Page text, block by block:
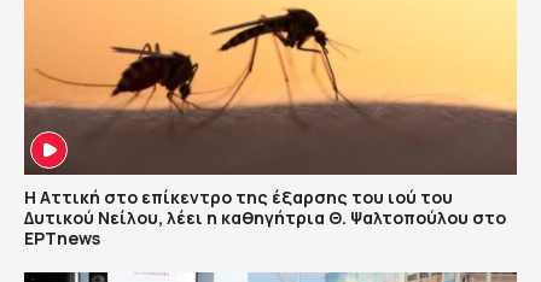
Η Αττική στο επίκεντρο της έξαρσης του ιού του
Δυτικού Νείλου, λέει η καθηγήτρια Θ. Ψαλτοπούλου στο
ΕΡΤnews